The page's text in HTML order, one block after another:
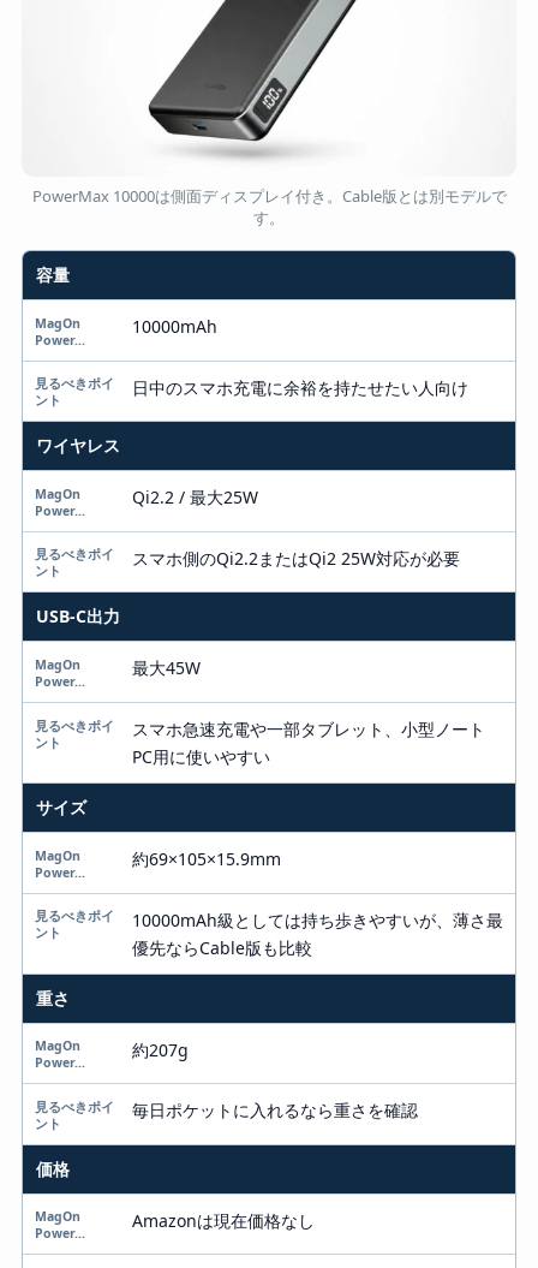
PowerMax 10000は側面ディスプレイ付き。Cable版とは別モデルで
す。
項目
MagOn PowerMax 10000
見るべきポイント
容量
10000mAh
日中のスマホ充電に余裕を持たせたい人向け
ワイヤレス
Qi2.2 / 最大25W
スマホ側のQi2.2またはQi2 25W対応が必要
USB-C出力
最大45W
スマホ急速充電や一部タブレット、小型ノート
PC用に使いやすい
サイズ
約69×105×15.9mm
10000mAh級としては持ち歩きやすいが、薄さ最
優先ならCable版も比較
重さ
約207g
毎日ポケットに入れるなら重さを確認
価格
Amazonは現在価格なし